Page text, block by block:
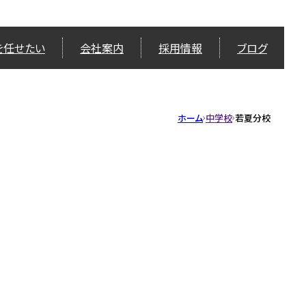
せたい 会社案内 採用情報 ブログ
ホーム 中学校 若夏分校